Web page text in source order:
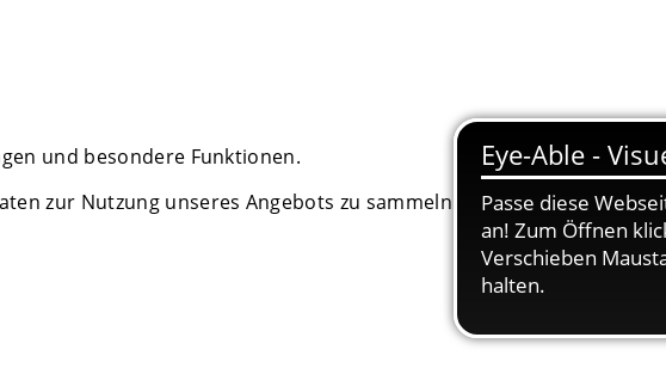
und besondere Funktionen.
zur Nutzung unseres Angebots zu sammeln. Dafür bitten wir um